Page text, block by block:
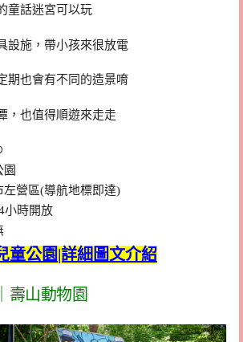
童話迷宮可以玩
設施，帶小孩來很放電
期也會有不同的造景唷
，也值得順遊來走走
園
左營區(導航地標即達)
小時開放
童公園|詳細圖文介紹
壽山動物園